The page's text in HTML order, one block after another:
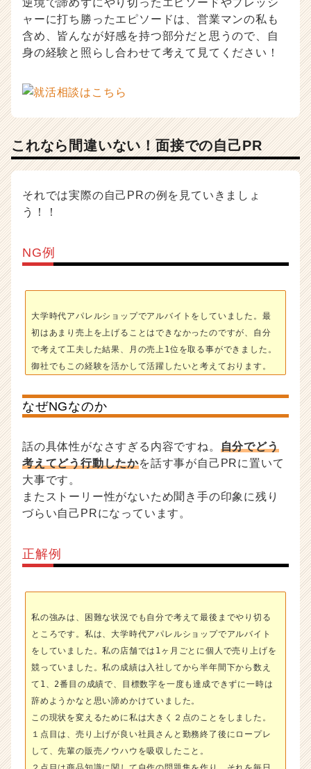
逆境で諦めずにやり切ったエピソードやプレッシ
ャーに打ち勝ったエピソードは、営業マンの私も
含め、皆んなが好感を持つ部分だと思うので、自
身の経験と照らし合わせて考えて見てください！
これなら間違いない！面接での自己PR
それでは実際の自己PRの例を見ていきましょ
う！！
NG例
大学時代アパレルショップでアルバイトをしていました。最
初はあまり売上を上げることはできなかったのですが、自分
で考えて工夫した結果、月の売上1位を取る事ができました。
御社でもこの経験を活かして活躍したいと考えております。
なぜNGなのか
話の具体性がなさすぎる内容ですね。 自分でどう
考えてどう行動したかを話す事が自己PRに置いて
大事です。
またストーリー性がないため聞き手の印象に残り
づらい自己PRになっています。
正解例
私の強みは、困難な状況でも自分で考えて最後までやり切る
ところです。私は、大学時代アパレルショップでアルバイト
をしていました。私の店舗では1ヶ月ごとに個人で売り上げを
競っていました。私の成績は入社してから半年間下から数え
て1、2番目の成績で、目標数字を一度も達成できずに一時は
辞めようかなと思い諦めかけていました。
この現状を変えるために私は大きく２点のことをしました。
１点目は、売り上げが良い社員さんと勤務終了後にロープレ
して、先輩の販売ノウハウを吸収したこと。